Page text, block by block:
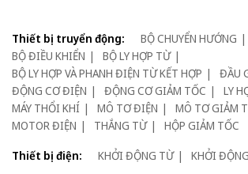
Thiết bị truyển động:
BỘ CHUYỂN HƯỚNG
BỘ ĐIỀU KHIỂN
BỘ LY HỢP TỪ
BỘ LY HỢP VÀ PHANH ĐIỆN TỪ KẾT HỢP
ĐẦU
ĐỘNG CƠ ĐIỆN
ĐỘNG CƠ GIẢM TỐC
LY
MÁY THỔI KHÍ
MÔ TƠ ĐIỆN
MÔ TƠ GIẢM
MOTOR ĐIỆN
THẮNG TỪ
HỘP GIẢM TỐC
Thiết bị điện:
KHỞI ĐỘNG TỪ
KHỞI